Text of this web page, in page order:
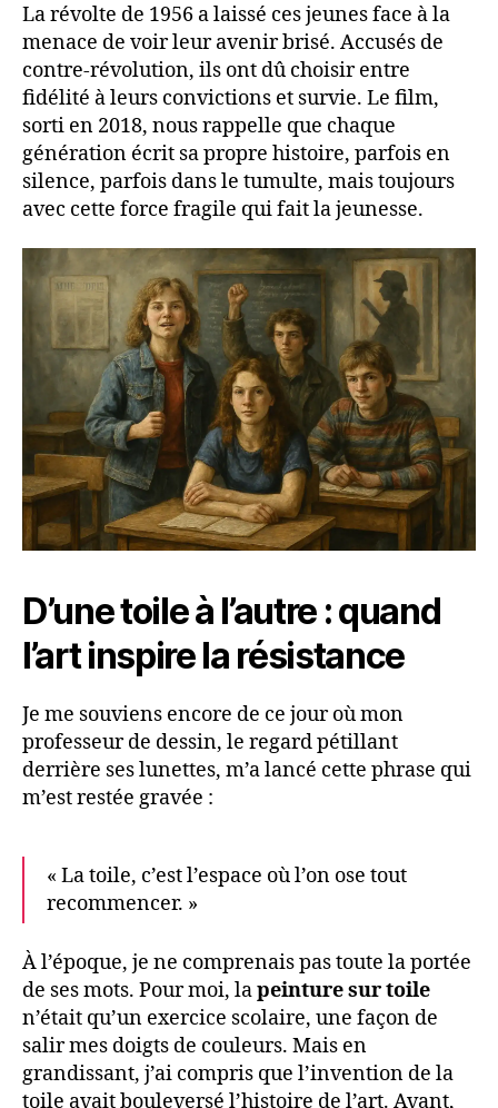
La révolte de 1956 a laissé ces jeunes face à la
menace de voir leur avenir brisé. Accusés de
contre-révolution, ils ont dû choisir entre
fidélité à leurs convictions et survie. Le film,
sorti en 2018, nous rappelle que chaque
génération écrit sa propre histoire, parfois en
silence, parfois dans le tumulte, mais toujours
avec cette force fragile qui fait la jeunesse.
D’une toile à l’autre : quand
l’art inspire la résistance
Je me souviens encore de ce jour où mon
professeur de dessin, le regard pétillant
derrière ses lunettes, m’a lancé cette phrase qui
m’est restée gravée :
« La toile, c’est l’espace où l’on ose tout
recommencer. »
À l’époque, je ne comprenais pas toute la portée
de ses mots. Pour moi, lapeinture sur toile
n’était qu’un exercice scolaire, une façon de
salir mes doigts de couleurs. Mais en
grandissant, j’ai compris que l’invention de la
toile avait bouleversé l’histoire de l’art. Avant,